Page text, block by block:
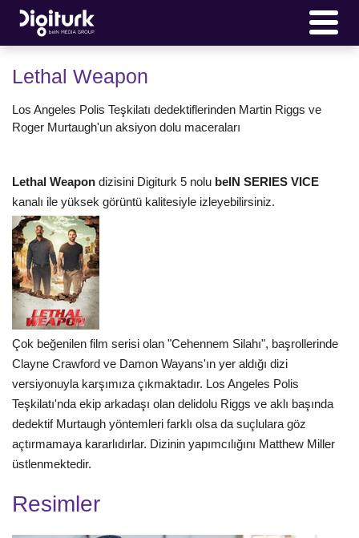
Lethal Weapon
Los Angeles Polis Teşkilatı dedektiflerinden Martin Riggs ve
Roger Murtaugh'un aksiyon dolu maceraları
Lethal Weapon dizisini Digiturk 5 nolu beIN SERIES VICE
kanalı ile yüksek görüntü kalitesiyle izleyebilirsiniz.
Çok beğenilen film serisi olan "Cehennem Silahı", başrollerinde
Clayne Crawford ve Damon Wayans'ın yer aldığı dizi
versiyonuyla karşımıza çıkmaktadır. Los Angeles Polis
Teşkilatı'nda ekip arkadaşı olan delidolu Riggs ve aklı başında
dedektif Murtaugh yöntemleri farklı olsa da suçlulara göz
açtırmamaya kararlıdırlar. Dizinin yapımcılığını Matthew Miller
üstlenmektedir.
Resimler